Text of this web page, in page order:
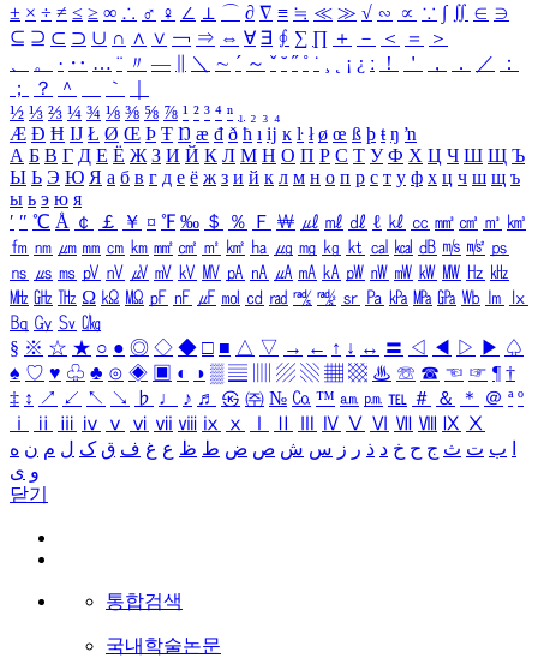
± × ÷ ≠ ≤ ≥ ∞ ∴ ♂ ♀ ∠ ⊥ ⌒ ∂ ∇ ≡ ≒ ≪ ≫ √ ∽ ∝ ∵ ∫ ∬ ∈ ∋
⊆ ⊇ ⊂ ⊃ ∪ ∩ ∧ ∨ ￢ ⇒ ⇔ ∀ ∃ ∮ ∑ ∏ ＋ － ＜ ＝
＞
、
。 · ‥ … ¨ 〃 ― ＼ ∼ ´ ～ ˇ ˘ ˝ ˚ ˙ ¸ ¡ ¿ ː ！ ＇ ， ． ／
：
；
？ ＾ ｀
½ ⅓ ⅔ ¼ ¾ ⅛ ⅜ ⅝ ⅞ ¹ ² ³ ⁴ ⁿ ₁ ₂ ₃ ₄
Æ Ð Ħ Ĳ Ł Ø Œ Þ Ŧ Ŋ æ đ ð ħ ı ĳ ĸ ŀ ł ø œ ß þ ŧ ŋ ŉ
А Б В Г Д Е Ё Ж З И Й К Л М Н О П Р С Т У Ф Х Ц Ч Ш Щ Ъ
Ы Ь Э Ю Я а б в г д е ё ж з и й к л м н о п р с т у ф х ц ч ш щ ъ
ы ь э ю я
′ ″ ℃ Å ￠ ￡ ￥ ¤ ℉ ‰ ＄ ％ Ｆ ￦ ㎕ ㎖ ㎗ ℓ ㎘ ㏄ ㎣ ㎤ ㎥ ㎦
㎙ ㎚ ㎛ ㎜ ㎝ ㎞ ㎟ ㎠ ㎡ ㎢ ㏊ ㎍ ㎎ ㎏ ㏏ ㎈ ㎉ ㏈ ㎧ ㎨ ㎰
㎱ ㎲ ㎳ ㎴ ㎵ ㎶ ㎷ ㎸ ㎹ ㎀ ㎁ ㎂ ㎃ ㎄ ㎺ ㎻ ㎽ ㎾ ㎿ ㎐ ㎑
㎒ ㎓ ㎔ Ω ㏀ ㏁ ㎊ ㎋ ㎌ ㏖ ㏅ ㎭ ㎮ ㎯ ㏛ ㎩ ㎪ ㎫ ㎬ ㏝ ㏐
㏓
㏃ ㏉ ㏜ ㏆
§ ※ ☆ ★ ○ ● ◎ ◇ ◆ □ ■ △ ▽ → ← ↑ ↓ ↔ 〓 ◁ ◀ ▷ ▶ ♤
♠ ♡ ♥ ♧ ♣ ⊙ ◈ ▣ ◐ ◑ ▒ ▤ ▨ ▧ ▦ ▩ ♨ ☏ ☎ ☜ ☞ ¶ †
‡ ↕ ↗ ↙ ↖ ↘ ♭ ♩ ♪ ♬ ㉿ ㈜ № ㏇ ™ ㏂ ㏘ ℡ ＃ ＆ ＊ ＠ ª º
ⅰ
ⅱ ⅲ ⅳ ⅴ ⅵ ⅶ ⅷ ⅸ ⅹ Ⅳ Ⅴ Ⅵ Ⅶ Ⅷ Ⅸ Ⅹ
ب ت ث ج ح خ د ذ ر ز س ش ص ض ط ظ ع غ ف ق ک ل م ن ه
و ی
닫기
통합검색
국내학술논문